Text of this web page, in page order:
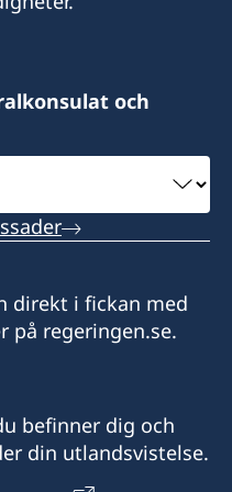
Vermont.
genom
att boka tid.
kl 10.30-15.30.
lunchstängt 12.00-
måndag, tisdag och
och
direkt i fickan med
på regeringen.se.
befinner dig och
din utlandsvistelse.